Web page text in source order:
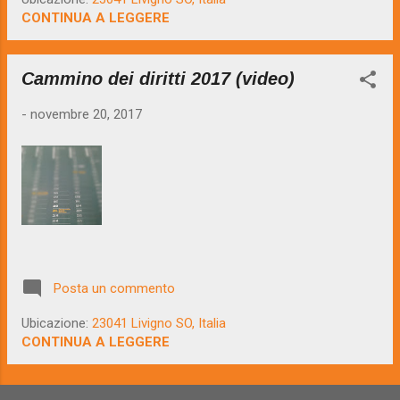
mondo la “Giornata Internazionale dei diritti
dell’infanzia e dell’adolescenza”. La data
ricorda il giorno in cui l’Assemblea Generale
delle Nazioni Unite approvò, nel 1989 la
solo. Fa “strano” dover riconoscere che da
importantissima Convenzione vengono s...
CONTINUA A LEGGERE
Cammino dei diritti 2017 (video)
- novembre 20, 2017
Posta un commento
Ubicazione: 23041 Livigno SO, Italia
CONTINUA A LEGGERE